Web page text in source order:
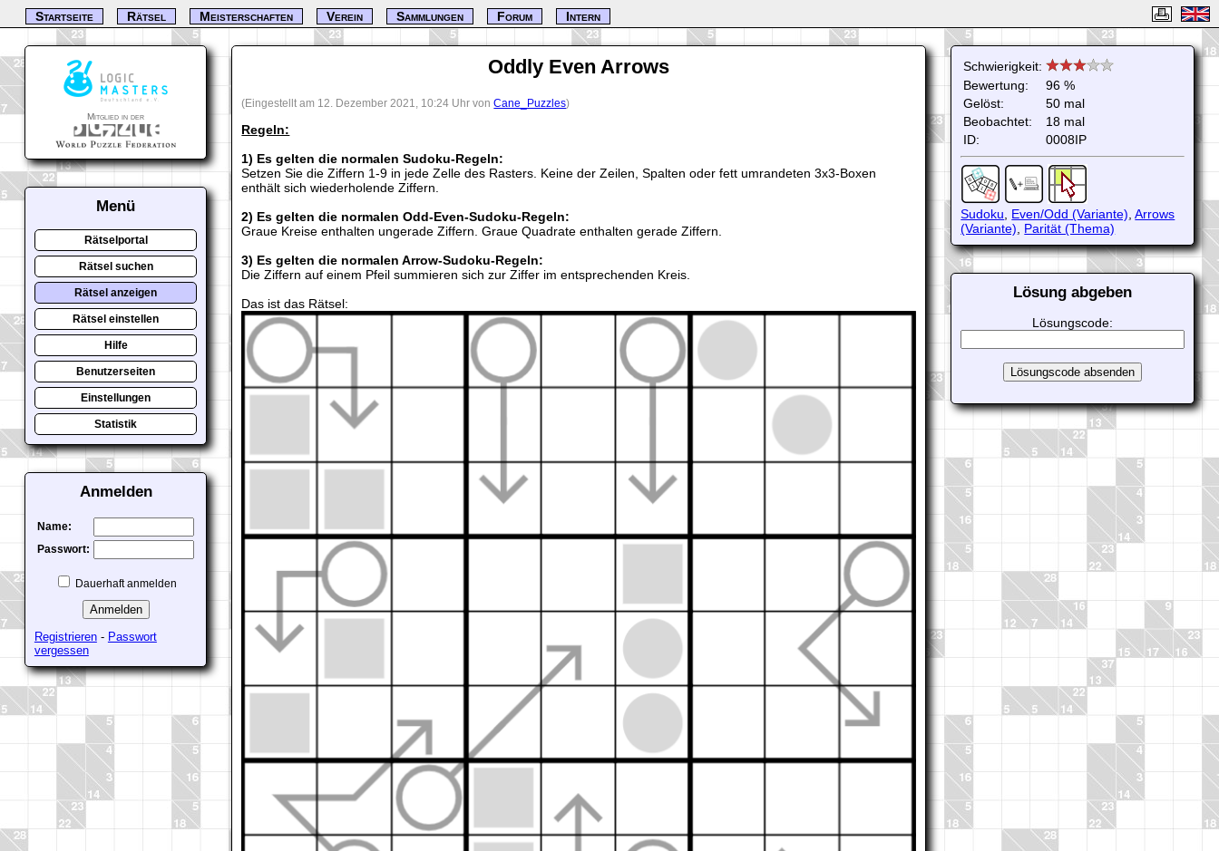
Oddly Even Arrows
(Eingestellt am 12. Dezember 2021, 10:24 Uhr vonCane_Puzzles)
Regeln:
1) Es gelten die normalen Sudoku-Regeln:
Setzen Sie die Ziffern 1-9 in jede Zelle des Rasters. Keine der Zeilen, Spalten oder fett umrandeten 3x3-Boxen
enthält sich wiederholende Ziffern.
2) Es gelten die normalen Odd-Even-Sudoku-Regeln:
Graue Kreise enthalten ungerade Ziffern. Graue Quadrate enthalten gerade Ziffern.
3) Es gelten die normalen Arrow-Sudoku-Regeln:
Die Ziffern auf einem Pfeil summieren sich zur Ziffer im entsprechenden Kreis.
Das ist das Rätsel:
Schwierigkeit:
Bewertung:
96 %
Gelöst:
50 mal
Beobachtet:
18 mal
ID:
0008IP
Sudoku, Even/Odd (Variante),Arrows
(Variante), Parität (Thema)
Lösung abgeben
Lösungscode:
Startseite Rätsel Meisterschaften Verein Sammlungen Forum Intern
Mitglied in der
Menü
Rätselportal
Rätsel suchen
Rätsel anzeigen
Rätsel einstellen
Hilfe
Benutzerseiten
Einstellungen
Statistik
Anmelden
Name:
Passwort:
Dauerhaft anmelden
Registrieren- Passwort
vergessen